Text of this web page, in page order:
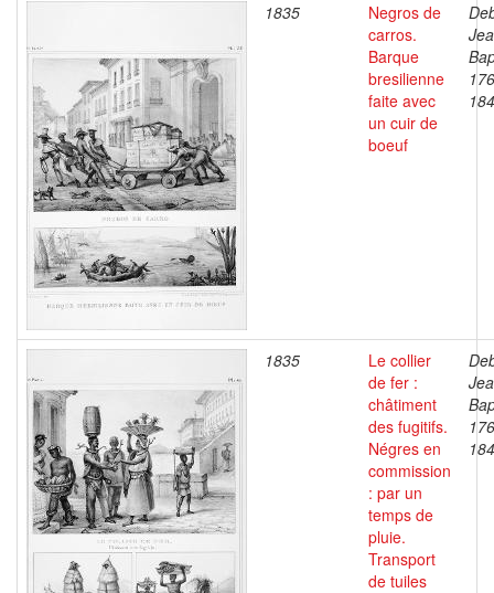
1835
Negros de
carros.
Barque
bresilienne
faite avec
un cuir de
boeuf
1835
Le collier
de fer :
châtiment
des fugitifs.
Négres en
commission
: par un
temps de
pluie.
Transport
de tuiles